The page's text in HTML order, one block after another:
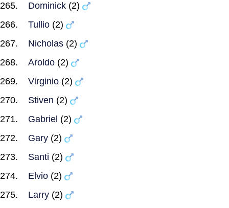
Dominick (2)
Tullio (2)
Nicholas (2)
Aroldo (2)
Virginio (2)
Stiven (2)
Gabriel (2)
Gary (2)
Santi (2)
Elvio (2)
Larry (2)